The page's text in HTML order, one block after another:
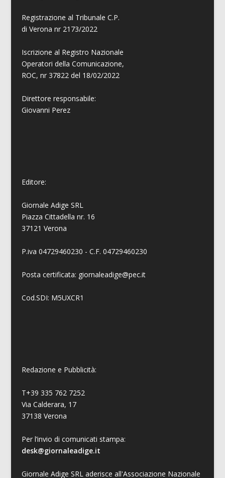
Registrazione al Tribunale C.P.
di Verona nr 2173/2022
Iscrizione al Registro Nazionale
Operatori della Comunicazione,
ROC, nr 37822 del 18/02/2022
Direttore responsabile:
Giovanni Perez
Editore:
Giornale Adige SRL
Piazza Cittadella nr. 16
37121 Verona
P.iva 04729460230 - C.F. 04729460230
Posta certificata: giornaleadige@pec.it
Cod.SDI: M5UXCR1
Redazione e Pubblicità:
T+39 335 762 7252
Via Calderara, 17
37138 Verona
Per l’invio di comunicati stampa:
desk@giornaleadige.it
Giornale Adige SRL aderisce all'Associazione Nazionale